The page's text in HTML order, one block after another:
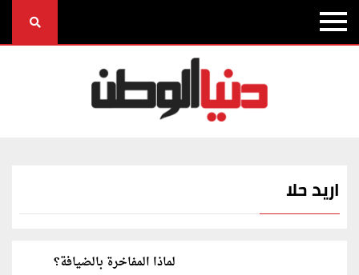
اريد حلا
لماذا المفاخرة بالضيافة؟